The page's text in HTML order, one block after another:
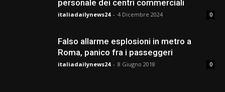
personale dei centri commerciali
italiadailynews24 - 4 Dicembre 2024 0
Falso allarme esplosioni in metro a
Roma, panico fra i passeggeri
italiadailynews24 - 8 Giugno 2018 0